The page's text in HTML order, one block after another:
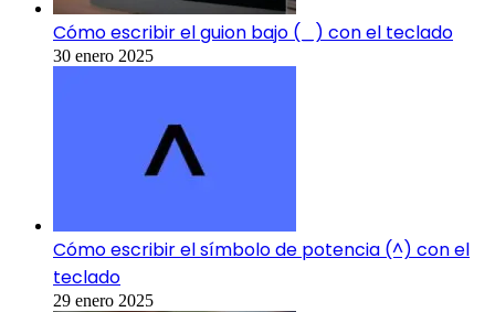
Cómo escribir el guion bajo (_) con el teclado
30 enero 2025
Cómo escribir el símbolo de potencia (^) con el
teclado
29 enero 2025